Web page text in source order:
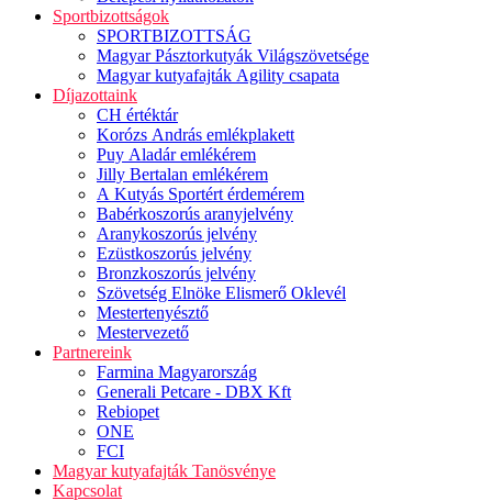
Sportbizottságok
SPORTBIZOTTSÁG
Magyar Pásztorkutyák Világszövetsége
Magyar kutyafajták Agility csapata
Díjazottaink
CH értéktár
Korózs András emlékplakett
Puy Aladár emlékérem
Jilly Bertalan emlékérem
A Kutyás Sportért érdemérem
Babérkoszorús aranyjelvény
Aranykoszorús jelvény
Ezüstkoszorús jelvény
Bronzkoszorús jelvény
Szövetség Elnöke Elismerő Oklevél
Mestertenyésztő
Mestervezető
Partnereink
Farmina Magyarország
Generali Petcare - DBX Kft
Rebiopet
ONE
FCI
Magyar kutyafajták Tanösvénye
Kapcsolat